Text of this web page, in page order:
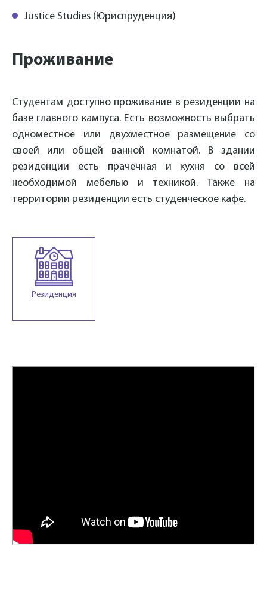
Justice Studies (Юриспруденция)
Проживание
Студентам доступно проживание в резиденции на
базе главного кампуса. Есть возможность выбрать
одноместное или двухместное размещение со
своей или общей ванной комнатой. В здании
резиденции есть прачечная и кухня со всей
необходимой мебелью и техникой. Также на
территории резиденции есть студенческое кафе.
Резиденция